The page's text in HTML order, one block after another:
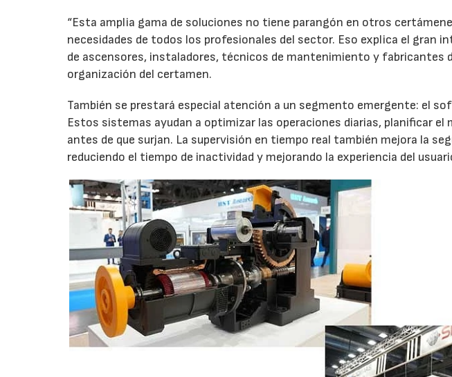
“Esta amplia gama de soluciones no tiene parangón en otros
necesidades de todos los profesionales del sector. Eso explica el gran
de ascensores, instaladores, técnicos de mantenimiento y fabricantes
organización del certamen.
También se prestará especial atención a un segmento emergente: el
Estos sistemas ayudan a optimizar las operaciones diarias, planificar
antes de que surjan. La supervisión en tiempo real también mejora la
reduciendo el tiempo de inactividad y mejorando la experiencia del